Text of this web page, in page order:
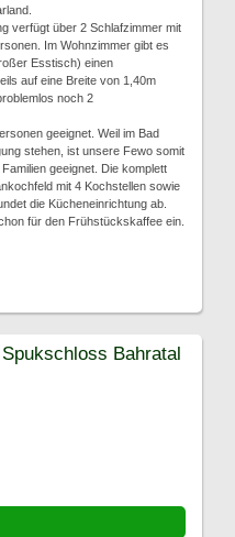
verfügt über 2 Schlafzimmer mit
Im Wohnzimmer gibt es
Esstisch) einen
auf eine Breite von 1,40m
noch 2
geeignet. Weil im Bad
stehen, ist unsere Fewo somit
geeignet. Die komplett
mit 4 Kochstellen sowie
die Kücheneinrichtung ab.
für den Frühstückskaffee ein.
Bahratal